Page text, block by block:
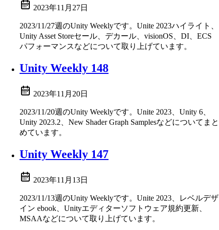
2023年11月27日
2023/11/27週のUnity Weeklyです。Unite 2023ハイライト、
Unity Asset Storeセール、デカール、visionOS、DI、ECS
パフォーマンスなどについて取り上げています。
Unity Weekly 148
2023年11月20日
2023/11/20週のUnity Weeklyです。Unite 2023、Unity 6、
Unity 2023.2、New Shader Graph Samplesなどについてまと
めています。
Unity Weekly 147
2023年11月13日
2023/11/13週のUnity Weeklyです。Unite 2023、レベルデザ
イン ebook、Unityエディターソフトウェア規約更新、
MSAAなどについて取り上げています。